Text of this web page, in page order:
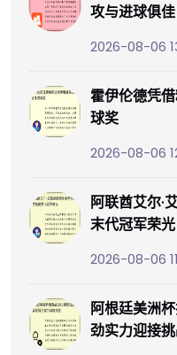
攻与进球俱佳
2026-08-06
霍伊伦德凭
球奖
2026-08-06
阿联酋艾尔·
末代冠军荣光
2026-08-06
阿根廷美洲
劲实力迎接